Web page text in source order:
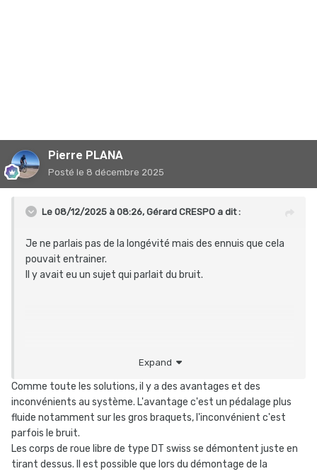
Pierre PLANA
Posté le 8 décembre 2025
Le 08/12/2025 à 08:26, Gérard CRESPO a dit :
Je ne parlais pas de la longévité mais des ennuis que cela
pouvait entrainer.
Il y avait eu un sujet qui parlait du bruit.
Expand
Comme toute les solutions, il y a des avantages et des
inconvénients au système. L'avantage c'est un pédalage plus
fluide notamment sur les gros braquets, l'inconvénient c'est
parfois le bruit.
Les corps de roue libre de type DT swiss se démontent juste en
tirant dessus. Il est possible que lors du démontage de la